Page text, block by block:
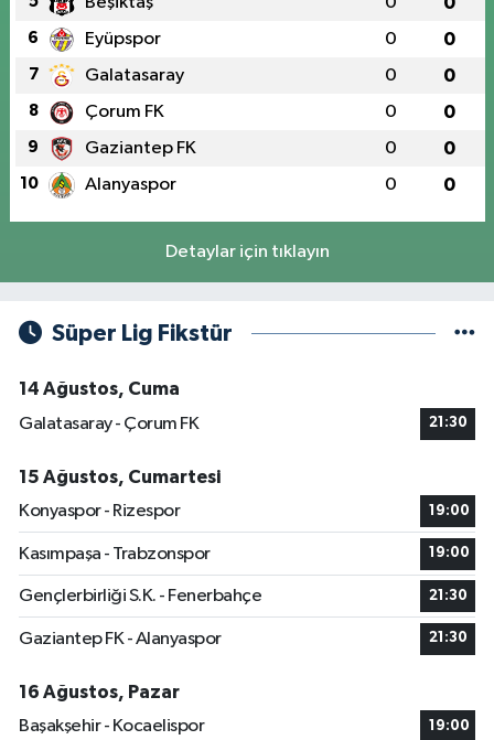
6 Eyüpspor 0 0
7 Galatasaray 0 0
8 Çorum FK 0 0
9 Gaziantep FK 0 0
10 Alanyaspor 0 0
Detaylar için tıklayın
Süper Lig Fikstür
14 Ağustos, Cuma
Galatasaray - Çorum FK
21:30
15 Ağustos, Cumartesi
Konyaspor - Rizespor
19:00
Kasımpaşa - Trabzonspor 19:00
Gençlerbirliği S.K. - Fenerbahçe 21:30
Gaziantep FK - Alanyaspor 21:30
16 Ağustos, Pazar
Başakşehir - Kocaelispor
19:00